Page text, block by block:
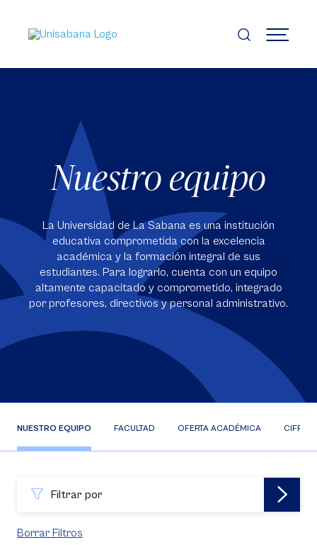
contenido
principal
MENÚ
Nuestro equipo
La Universidad de La Sabana es una institución
educativa comprometida con la excelencia
académica y la formación integral de sus
estudiantes. Para lograrlo, cuenta con un equipo
altamente capacitado y comprometido, integrado
por profesores, directivos y personal administrativo.
NUESTRO EQUIPO FACULTAD OFERTA ACADÉMICA CIFRAS
Filtrar por
Borrar Filtros